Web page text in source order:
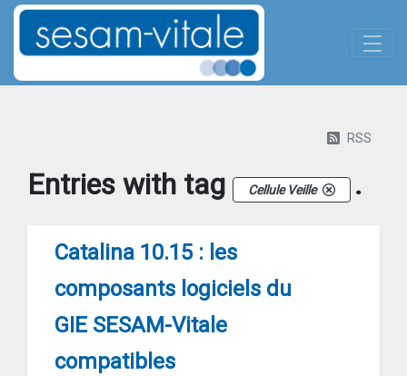
Skip to Main Content
RSS
Entries with tag Cellule Veille .
Catalina 10.15 : les
composants logiciels du
GIE SESAM-Vitale
compatibles
Panneau de gestion des cookies